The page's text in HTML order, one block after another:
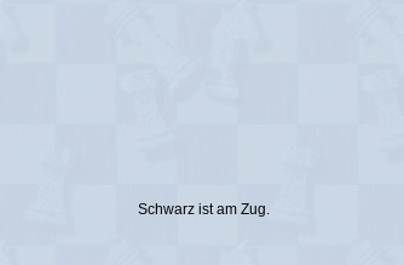
Schwarz ist am Zug.